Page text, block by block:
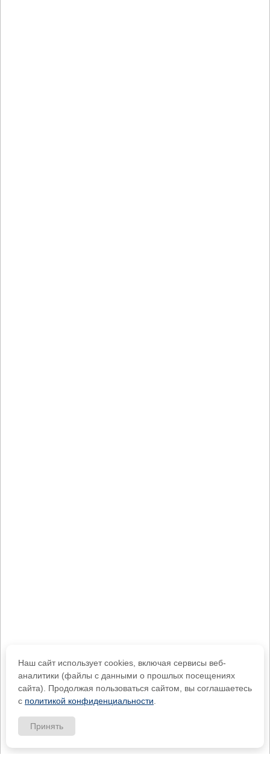
Наш сайт использует cookies, включая сервисы веб-
аналитики (файлы с данными о прошлых посещениях
сайта). Продолжая пользоваться сайтом, вы соглашаетесь
с политикой конфиденциальности
Принять